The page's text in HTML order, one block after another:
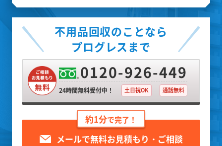
不用品回収のことなら
プログレスまで
0120-926-449
24時間無料受付中！ 土日祝OK 通話無料
約1分で完了！
メールで無料お見積もり・ご相談